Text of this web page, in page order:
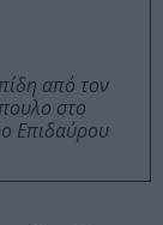
από τον
στο
Επιδαύρου